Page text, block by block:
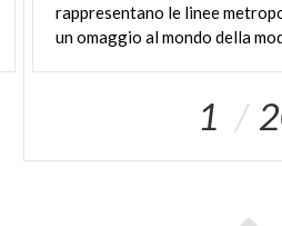
rappresentano le linee
un omaggio al mondo della
1